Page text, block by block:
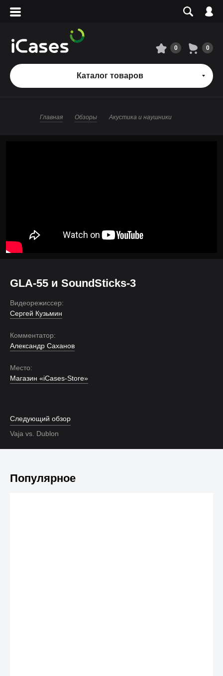
Вход
Сервисный центр
О магазине
0 0
Каталог товаров
Главная Обзоры Акустика и наушники
GLA-55 и SoundSticks-3
Видеорежиссер:
Сергей Кузьмин
Комментатор:
Александр Саханов
Место:
Магазин «iCases-Store»
Следующий обзор
Vaja vs. Dublon
Популярное